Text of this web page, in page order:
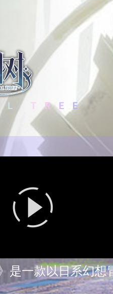
是一款以日系幻